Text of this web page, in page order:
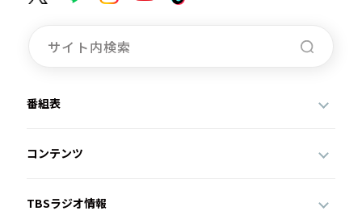
番組表
コンテンツ
TBSラジオ情報